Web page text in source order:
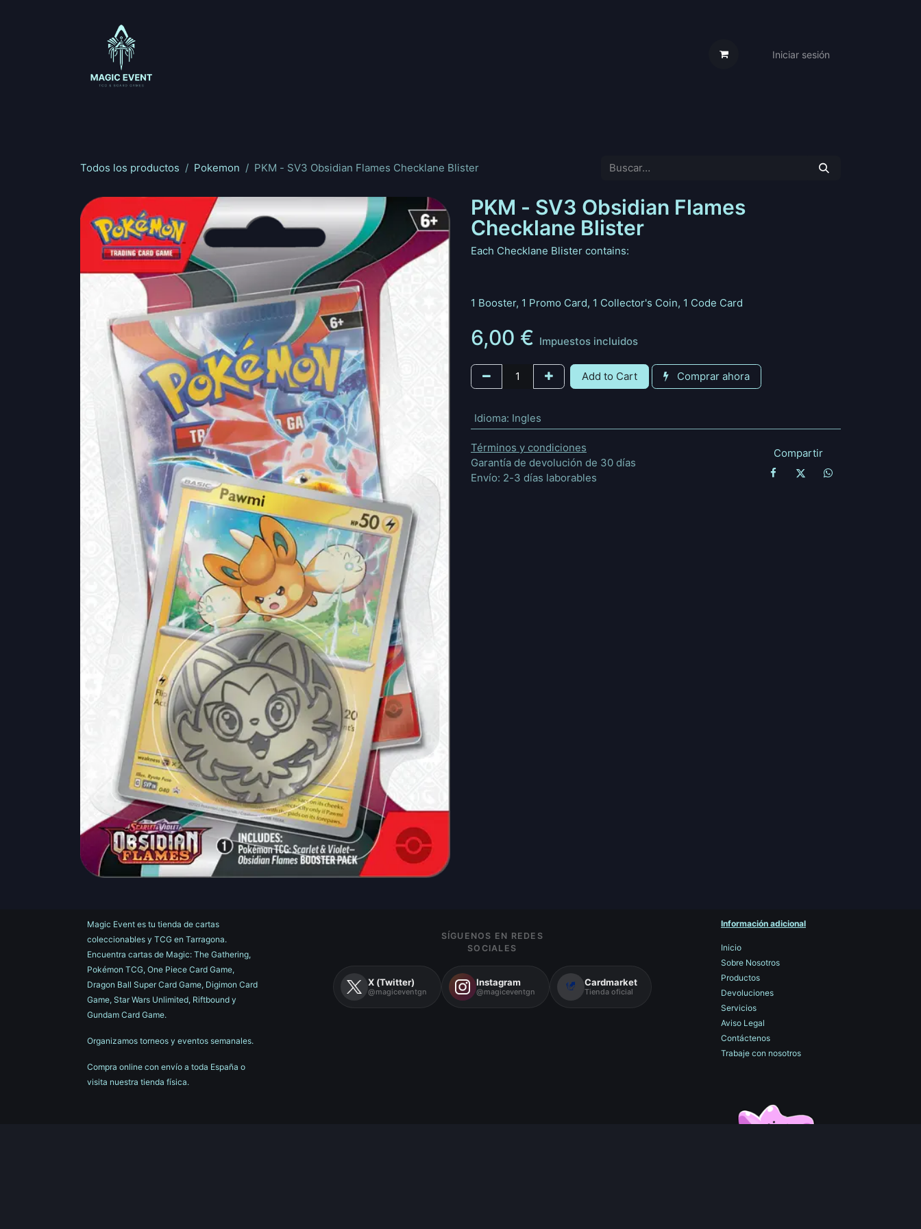
Iniciar sesión
Todos los productos Pokemon PKM - SV3 Obsidian Flames Checklane Blister
PKM - SV3 Obsidian Flames
Checklane Blister
Each Checklane Blister contains:
1 Booster, 1 Promo Card, 1 Collector's Coin, 1 Code Card
6,00 € Impuestos incluidos
Add to Cart Comprar ahora
Idioma: Ingles
Términos y condiciones
Garantía de devolución de 30 días
Envío: 2-3 días laborables
Compartir
Magic Event es tu tienda de cartas
coleccionables y TCG en Tarragona.
Encuentra cartas de Magic: The Gathering,
Pokémon TCG, One Piece Card Game,
Dragon Ball Super Card Game, Digimon Card
Game, Star Wars Unlimited, Riftbound y
Gundam Card Game.
Organizamos torneos y eventos semanales.
Compra online con envío a toda España o
visita nuestra tienda física.
SÍGUENOS EN REDES
SOCIALES
X (Twitter)
@magiceventgn
Instagram
@magiceventgn
Cardmarket
Tienda oficial
Información adicional
Inicio
Sobre Nosotros
Productos
Devoluciones
Servicios
Aviso Legal
Contáctenos
Trabaje con nosotros